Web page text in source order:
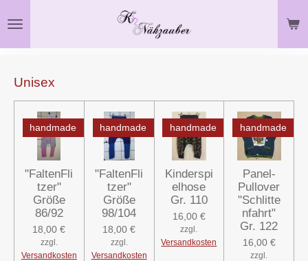
Hauptinhalt
Unisex
handmade
"FaltenFli
tzer"
Größe
86/92
18,00 €
zzgl.
Versandkosten
handmade
"FaltenFli
tzer"
Größe
98/104
18,00 €
zzgl.
Versandkosten
handmade
Kinderspi
elhose
Gr. 110
16,00 €
zzgl.
Versandkosten
handmade
Panel-
Pullover
"Schlitte
nfahrt"
Gr. 122
16,00 €
zzgl.